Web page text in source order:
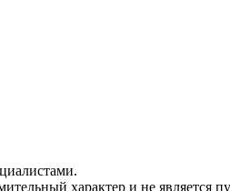
характер и не является